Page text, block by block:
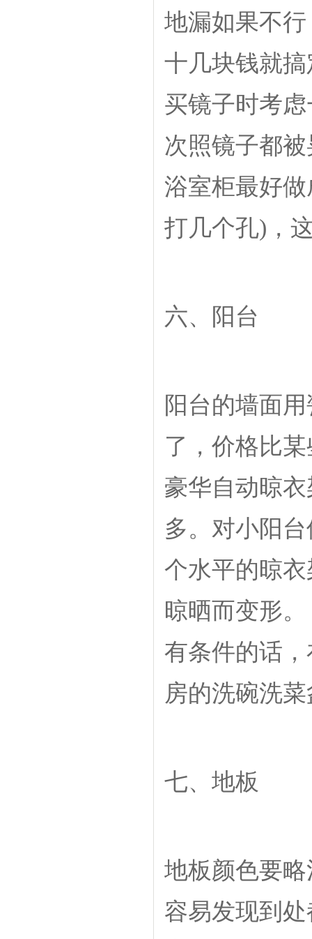
地漏如果不
十几块钱就
买镜子时考
次照镜子都
浴室柜最好
打几个孔)，
六、阳台
阳台的墙面
了，价格比
豪华自动晾
多。对小阳
个水平的晾
晾晒而变形。
有条件的话
房的洗碗洗
七、地板
地板颜色要
容易发现到